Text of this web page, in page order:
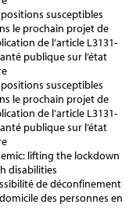
susceptibles
le prochain projet de
de l’article L3131-
publique sur l’état
susceptibles
le prochain projet de
de l’article L3131-
publique sur l’état
lifting the lockdown
disabilities
de déconfinement
des personnes en